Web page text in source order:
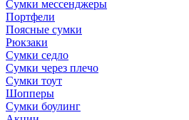
Сумки мессенджеры
Портфели
Поясные сумки
Рюкзаки
Сумки седло
Сумки через плечо
Сумки тоут
Шопперы
Сумки боулинг